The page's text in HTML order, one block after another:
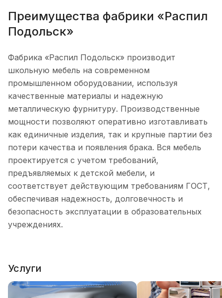
Преимущества фабрики «Распил
Подольск»
Фабрика «Распил Подольск» производит
школьную мебель на современном
промышленном оборудовании, используя
качественные материалы и надежную
металлическую фурнитуру. Производственные
мощности позволяют оперативно изготавливать
как единичные изделия, так и крупные партии без
потери качества и появления брака. Вся мебель
проектируется с учетом требований,
предъявляемых к детской мебели, и
соответствует действующим требованиям ГОСТ,
обеспечивая надежность, долговечность и
безопасность эксплуатации в образовательных
учреждениях.
Услуги